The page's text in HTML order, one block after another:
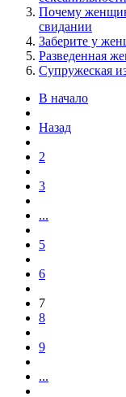
Почему
свидании
Заберите у
Разведенная
Супружеская
В начало
Назад
2
3
...
5
6
7
8
9
...